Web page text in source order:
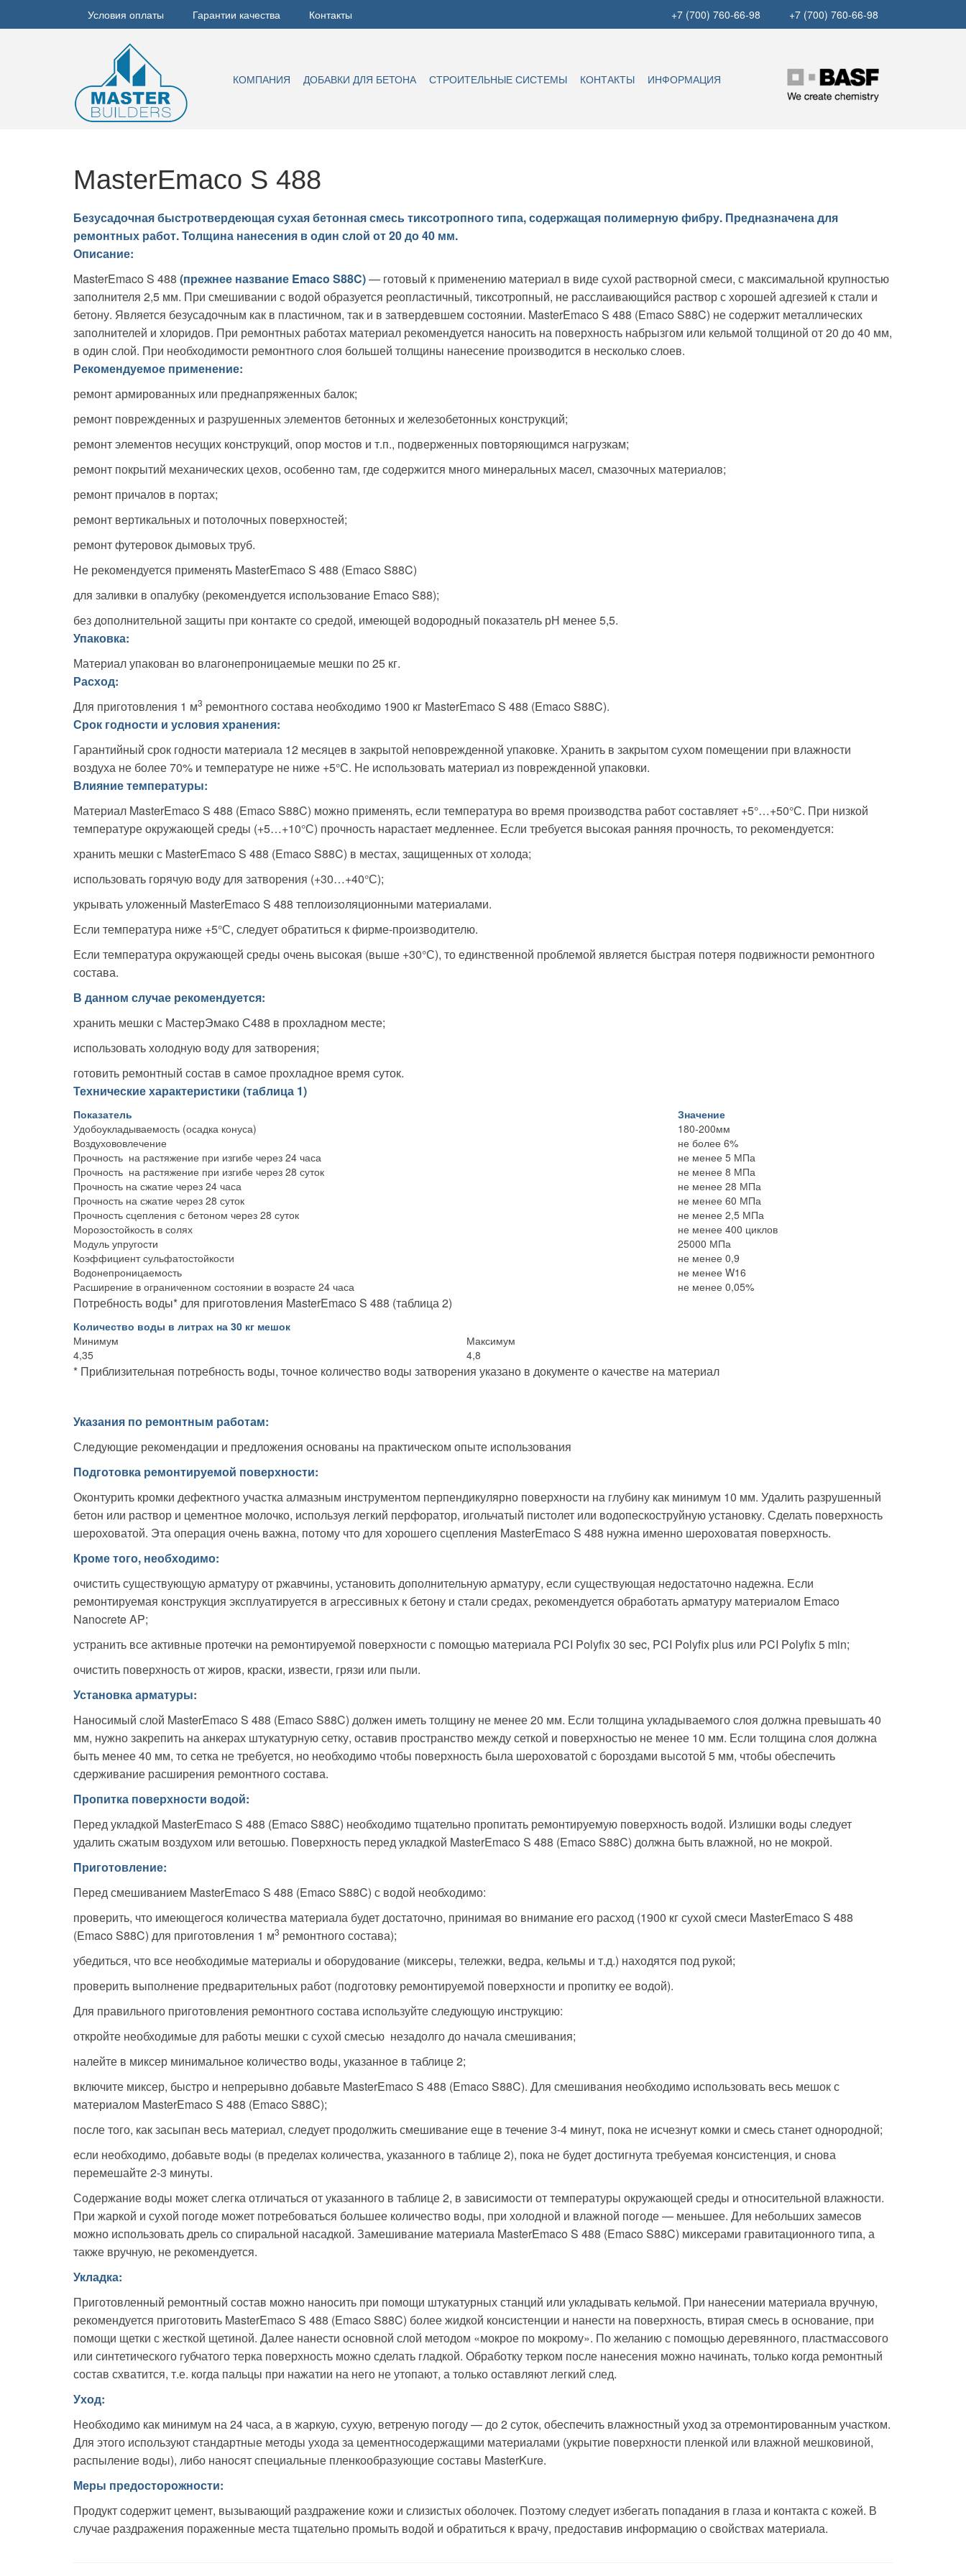
Условия оплаты Гарантии качества Контакты +7 (700) 760-66-98 +7 (700) 760-66-98
КОМПАНИЯ ДОБАВКИ ДЛЯ БЕТОНА СТРОИТЕЛЬНЫЕ СИСТЕМЫ КОНТАКТЫ ИНФОРМАЦИЯ
MasterEmaco S 488
Безусадочная быстротвердеющая сухая бетонная смесь тиксотропного типа, содержащая полимерную фибру. Предназначена для
ремонтных работ. Толщина нанесения в один слой от 20 до 40 мм.
Описание:
MasterEmaco S 488 (прежнее название Emaco S88C)— готовый к применению материал в виде сухой растворной смеси, с максимальной крупностью
заполнителя 2,5 мм. При смешивании с водой образуется реопластичный, тиксотропный, не расслаивающийся раствор с хорошей адгезией к стали и
бетону. Является безусадочным как в пластичном, так и в затвердевшем состоянии. MasterEmaco S 488 (Emaco S88C) не содержит металлических
заполнителей и хлоридов. При ремонтных работах материал рекомендуется наносить на поверхность набрызгом или кельмой толщиной от 20 до 40 мм,
в один слой. При необходимости ремонтного слоя большей толщины нанесение производится в несколько слоев.
Рекомендуемое применение:
ремонт армированных или преднапряженных балок;
ремонт поврежденных и разрушенных элементов бетонных и железобетонных конструкций;
ремонт элементов несущих конструкций, опор мостов и т.п., подверженных повторяющимся нагрузкам;
ремонт покрытий механических цехов, особенно там, где содержится много минеральных масел, смазочных материалов;
ремонт причалов в портах;
ремонт вертикальных и потолочных поверхностей;
ремонт футеровок дымовых труб.
Не рекомендуется применять MasterEmaco S 488 (Emaco S88C)
для заливки в опалубку (рекомендуется использование Emaco S88);
без дополнительной защиты при контакте со средой, имеющей водородный показатель рН менее 5,5.
Упаковка:
Материал упакован во влагонепроницаемые мешки по 25 кг.
Расход:
Для приготовления 1 м3 ремонтного состава необходимо 1900 кг MasterEmaco S 488 (Emaco S88C).
Срок годности и условия хранения:
Гарантийный срок годности материала 12 месяцев в закрытой неповрежденной упаковке. Хранить в закрытом сухом помещении при влажности
воздуха не более 70% и температуре не ниже +5°С. Не использовать материал из поврежденной упаковки.
Влияние температуры:
Материал MasterEmaco S 488 (Emaco S88C) можно применять, если температура во время производства работ составляет +5°…+50°С. При низкой
температуре окружающей среды (+5…+10°С) прочность нарастает медленнее. Если требуется высокая ранняя прочность, то рекомендуется:
хранить мешки с MasterEmaco S 488 (Emaco S88C) в местах, защищенных от холода;
использовать горячую воду для затворения (+30…+40°С);
укрывать уложенный MasterEmaco S 488 теплоизоляционными материалами.
Если температура ниже +5°С, следует обратиться к фирме-производителю.
Если температура окружающей среды очень высокая (выше +30°С), то единственной проблемой является быстрая потеря подвижности ремонтного
состава.
В данном случае рекомендуется:
хранить мешки с МастерЭмако С488 в прохладном месте;
использовать холодную воду для затворения;
готовить ремонтный состав в самое прохладное время суток.
Технические характеристики (таблица 1)
Показатель
Значение
Удобоукладываемость (осадка конуса)
180-200мм
Воздухововлечение
не более 6%
Прочность на растяжение при изгибе через 24 часа
не менее 5 МПа
Прочность на растяжение при изгибе через 28 суток
не менее 8 МПа
Прочность на сжатие через 24 часа
не менее 28 МПа
Прочность на сжатие через 28 суток
не менее 60 МПа
Прочность сцепления с бетоном через 28 суток
не менее 2,5 МПа
Морозостойкость в солях
не менее 400 циклов
Модуль упругости
25000 МПа
Коэффициент сульфатостойкости
не менее 0,9
Водонепроницаемость
не менее W16
Расширение в ограниченном состоянии в возрасте 24 часа
не менее 0,05%
Потребность воды* для приготовления MasterEmaco S 488 (таблица 2)
Количество воды в литрах на 30 кг мешок
Минимум
Максимум
4,35
4,8
* Приблизительная потребность воды, точное количество воды затворения указано в документе о качестве на материал
Указания по ремонтным работам:
Следующие рекомендации и предложения основаны на практическом опыте использования
Подготовка ремонтируемой поверхности:
Оконтурить кромки дефектного участка алмазным инструментом перпендикулярно поверхности на глубину как минимум 10 мм. Удалить разрушенный
бетон или раствор и цементное молочко, используя легкий перфоратор, игольчатый пистолет или водопескоструйную установку. Сделать поверхность
шероховатой. Эта операция очень важна, потому что для хорошего сцепления MasterEmaco S 488 нужна именно шероховатая поверхность.
Кроме того, необходимо:
очистить существующую арматуру от ржавчины, установить дополнительную арматуру, если существующая недостаточно надежна. Если
ремонтируемая конструкция эксплуатируется в агрессивных к бетону и стали средах, рекомендуется обработать арматуру материалом Emaco
Nanocrete AP;
устранить все активные протечки на ремонтируемой поверхности с помощью материала PCI Polyfix 30 sec, PCI Polyfix plus или PCI Polyfix 5 min;
очистить поверхность от жиров, краски, извести, грязи или пыли.
Установка арматуры:
Наносимый слой MasterEmaco S 488 (Emaco S88C) должен иметь толщину не менее 20 мм. Если толщина укладываемого слоя должна превышать 40
мм, нужно закрепить на анкерах штукатурную сетку, оставив пространство между сеткой и поверхностью не менее 10 мм. Если толщина слоя должна
быть менее 40 мм, то сетка не требуется, но необходимо чтобы поверхность была шероховатой с бороздами высотой 5 мм, чтобы обеспечить
сдерживание расширения ремонтного состава.
Пропитка поверхности водой:
Перед укладкой MasterEmaco S 488 (Emaco S88C) необходимо тщательно пропитать ремонтируемую поверхность водой. Излишки воды следует
удалить сжатым воздухом или ветошью. Поверхность перед укладкой MasterEmaco S 488 (Emaco S88C) должна быть влажной, но не мокрой.
Приготовление:
Перед смешиванием MasterEmaco S 488 (Emaco S88C) с водой необходимо:
проверить, что имеющегося количества материала будет достаточно, принимая во внимание его расход (1900 кг сухой смеси MasterEmaco S 488
(Emaco S88C) для приготовления 1 м3 ремонтного состава);
убедиться, что все необходимые материалы и оборудование (миксеры, тележки, ведра, кельмы и т.д.) находятся под рукой;
проверить выполнение предварительных работ (подготовку ремонтируемой поверхности и пропитку ее водой).
Для правильного приготовления ремонтного состава используйте следующую инструкцию:
откройте необходимые для работы мешки с сухой смесью незадолго до начала смешивания;
налейте в миксер минимальное количество воды, указанное в таблице 2;
включите миксер, быстро и непрерывно добавьте MasterEmaco S 488 (Emaco S88C). Для смешивания необходимо использовать весь мешок с
материалом MasterEmaco S 488 (Emaco S88C);
после того, как засыпан весь материал, следует продолжить смешивание еще в течение 3-4 минут, пока не исчезнут комки и смесь станет однородной;
если необходимо, добавьте воды (в пределах количества, указанного в таблице 2), пока не будет достигнута требуемая консистенция, и снова
перемешайте 2-3 минуты.
Содержание воды может слегка отличаться от указанного в таблице 2, в зависимости от температуры окружающей среды и относительной влажности.
При жаркой и сухой погоде может потребоваться большее количество воды, при холодной и влажной погоде — меньшее. Для небольших замесов
можно использовать дрель со спиральной насадкой. Замешивание материала MasterEmaco S 488 (Emaco S88C) миксерами гравитационного типа, а
также вручную, не рекомендуется.
Укладка:
Приготовленный ремонтный состав можно наносить при помощи штукатурных станций или укладывать кельмой. При нанесении материала вручную,
рекомендуется приготовить MasterEmaco S 488 (Emaco S88C) более жидкой консистенции и нанести на поверхность, втирая смесь в основание, при
помощи щетки с жесткой щетиной. Далее нанести основной слой методом «мокрое по мокрому». По желанию с помощью деревянного, пластмассового
или синтетического губчатого терка поверхность можно сделать гладкой. Обработку терком после нанесения можно начинать, только когда ремонтный
состав схватится, т.е. когда пальцы при нажатии на него не утопают, а только оставляют легкий след.
Уход:
Необходимо как минимум на 24 часа, а в жаркую, сухую, ветреную погоду — до 2 суток, обеспечить влажностный уход за отремонтированным участком.
Для этого используют стандартные методы ухода за цементносодержащими материалами (укрытие поверхности пленкой или влажной мешковиной,
распыление воды), либо наносят специальные пленкообразующие составы MasterKure.
Меры предосторожности:
Продукт содержит цемент, вызывающий раздражение кожи и слизистых оболочек. Поэтому следует избегать попадания в глаза и контакта с кожей. В
случае раздражения пораженные места тщательно промыть водой и обратиться к врачу, предоставив информацию о свойствах материала.